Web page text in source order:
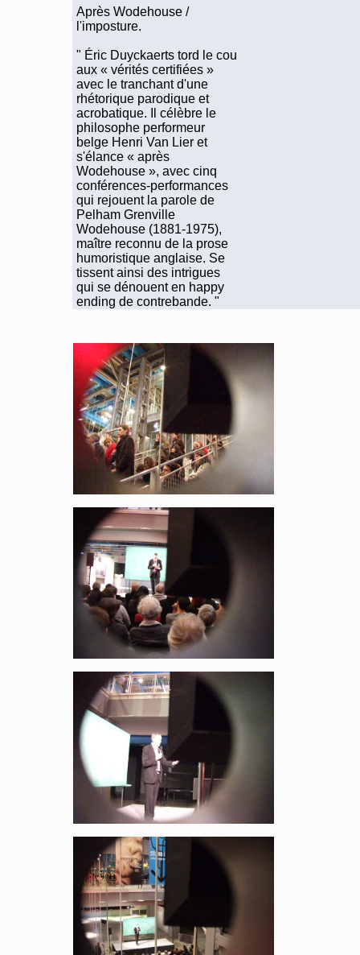
Après Wodehouse /
l'imposture.
" Éric Duyckaerts tord le cou
aux « vérités certifiées »
avec le tranchant d'une
rhétorique parodique et
acrobatique. Il célèbre le
philosophe performeur
belge Henri Van Lier et
s'élance « après
Wodehouse », avec cinq
conférences-performances
qui rejouent la parole de
Pelham Grenville
Wodehouse (1881-1975),
maître reconnu de la prose
humoristique anglaise. Se
tissent ainsi des intrigues
qui se dénouent en happy
ending de contrebande. "